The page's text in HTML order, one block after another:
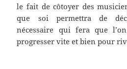
le fait de côtoyer des
que soi permettra de
nécessaire qui fera que
progresser vite et bien pour